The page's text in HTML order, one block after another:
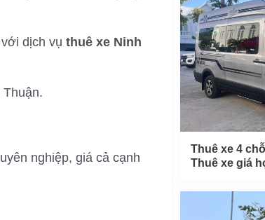
dịch vụ thuê xe Ninh
nghiệp, giá cả cạnh
Thuê xe 4
Thuê xe giá